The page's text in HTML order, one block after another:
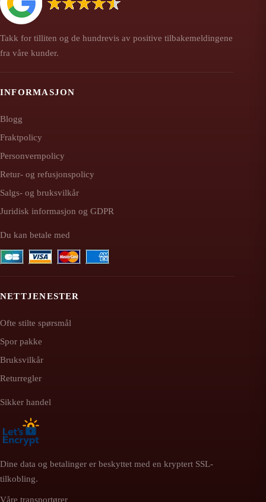
Takk for tilliten og de hundrevis av positive tilbakemeldingene
fra våre kunder.
INFORMASJON
Blogg
Fraktpolicy
Personvernpolicy
Retur- og refusjonspolicy
Salgs- og bruksvilkår
Juridisk informasjon og GDPR
Du kan betale med
NETTJENESTER
Ofte stilte spørsmål
Spor pakke
Bruksvilkår
Returregler
Sikker handel
Dine data og betalinger er beskyttet med en kryptert SSL-
tilkobling.
Våre transportører